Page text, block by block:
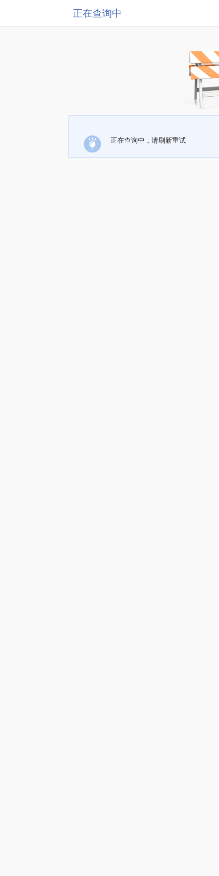
正在查询中
正在查询中，请刷新重试